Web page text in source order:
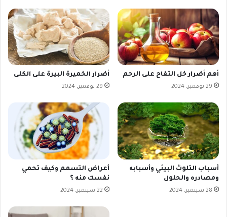
أهم أضرار خل التفاح على الرحم
29 نوفمبر، 2024
أضرار الخميرة البيرة على الكلى
29 نوفمبر، 2024
أسباب التلوث البيئي وأسبابه
ومصادره والحلول
28 سبتمبر، 2024
أعراض التسمم وكيف تحمي
نفسك منه ؟
22 سبتمبر، 2024